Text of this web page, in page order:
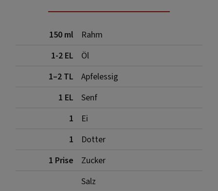
150 ml
Rahm
1-2 EL
Öl
1–2 TL
Apfelessig
1 EL
Senf
1
Ei
1
Dotter
1 Prise
Zucker
Salz